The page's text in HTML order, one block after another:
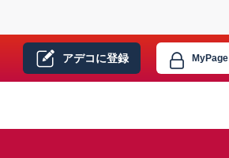
アデコに登録 MyPage